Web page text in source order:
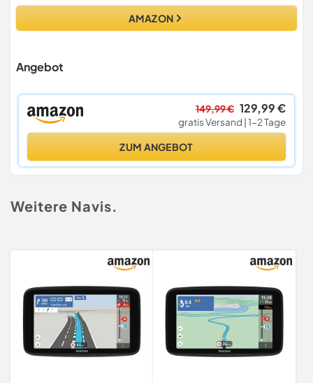
AMAZON
Angebot
149,99 € 129,99 €
gratis Versand | 1-2 Tage
ZUM ANGEBOT
Weitere Navis.